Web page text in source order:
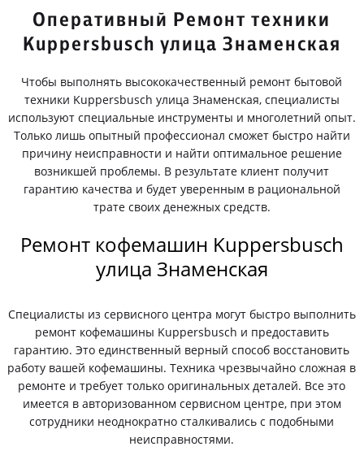
Оперативный Ремонт техники
Kuppersbusch улица Знаменская
Чтобы выполнять высококачественный ремонт бытовой
техники Kuppersbusch улица Знаменская, специалисты
используют специальные инструменты и многолетний опыт.
Только лишь опытный профессионал сможет быстро найти
причину неисправности и найти оптимальное решение
возникшей проблемы. В результате клиент получит
гарантию качества и будет уверенным в рациональной
трате своих денежных средств.
Ремонт кофемашин Kuppersbusch
улица Знаменская
Специалисты из сервисного центра могут быстро выполнить
ремонт кофемашины Kuppersbusch и предоставить
гарантию. Это единственный верный способ восстановить
работу вашей кофемашины. Техника чрезвычайно сложная в
ремонте и требует только оригинальных деталей. Все это
имеется в авторизованном сервисном центре, при этом
сотрудники неоднократно сталкивались с подобными
неисправностями.